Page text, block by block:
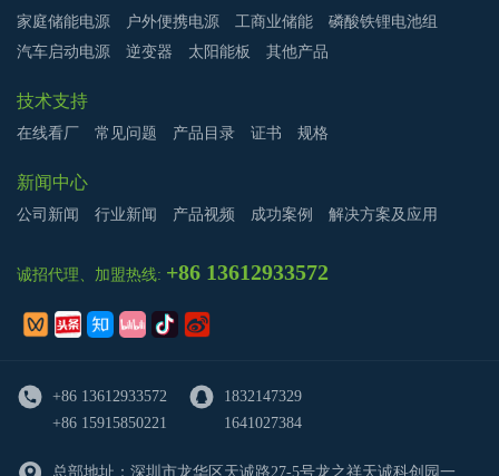
家庭储能电源 户外便携电源 工商业储能
磷酸铁锂电池组
汽车启动电源
逆变器 太阳能板 其他产品
技术支持
在线看厂 常见问题 产品目录 证书 规格
新闻中心
公司新闻 行业新闻 产品视频 成功案例 解决方案及应用
诚招代理、加盟热线: +86 13612933572
+86 13612933572
+86 15915850221
1832147329
1641027384
总部地址：深圳市龙华区天诚路27-5号龙之祥天诚科创园一